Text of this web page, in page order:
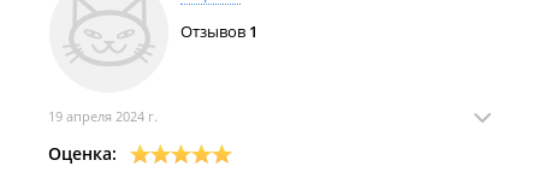
Отзывов 1
19 апреля 2024 г.
Оценка: